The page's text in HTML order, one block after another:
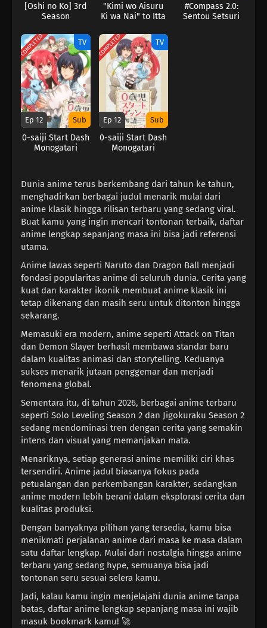
[Oshi no Ko] 3rd
Season
"Kimi wo Aisuru
Ki wa Nai" to Itta
sama ga Nazeka
Dekiai
shitekimasu
#Compass 2.0:
Sentou Setsuri
COMPLETED TV
Ep 12 Sub
0-saiji Start Dash
Monogatari
COMPLETED TV
Ep 12 Sub
0-saiji Start Dash
Monogatari
Dunia anime terus berkembang dari tahun ke tahun,
menghadirkan berbagai judul menarik mulai dari
anime klasik hingga rilisan terbaru yang sedang viral.
Buat kamu yang ingin mencari tontonan terbaik, daftar
anime lengkap sepanjang masa ini bisa jadi referensi
utama.
Anime lawas seperti Naruto dan Dragon Ball menjadi
fondasi popularitas anime di seluruh dunia. Cerita yang
kuat dan karakter ikonik membuat anime klasik ini
tetap dikenang dan masih seru untuk ditonton hingga
sekarang.
Memasuki era modern, anime seperti Attack on Titan
dan Demon Slayer berhasil membawa standar baru
dalam kualitas animasi dan storytelling. Keduanya
sukses menarik jutaan penggemar dan menjadi
fenomena global.
Sementara itu, di tahun 2026, berbagai anime terbaru
seperti Solo Leveling Season 2 dan Jigokuraku Season 2
sedang mendominasi tren dengan cerita yang semakin
intens dan visual yang memanjakan mata.
Menariknya, setiap generasi anime memiliki ciri khas
tersendiri. Anime jadul biasanya fokus pada
petualangan dan perkembangan karakter, sedangkan
anime modern lebih berani dalam eksplorasi cerita dan
kualitas produksi.
Dengan banyaknya pilihan yang tersedia, kamu bisa
menikmati perjalanan anime dari masa ke masa dalam
satu daftar lengkap. Mulai dari nostalgia hingga anime
terbaru yang sedang hype, semuanya bisa jadi
tontonan seru sesuai selera kamu.
Jadi, kalau kamu ingin menjelajahi dunia anime tanpa
batas, daftar anime lengkap sepanjang masa ini wajib
masuk bookmark kamu! 🚀